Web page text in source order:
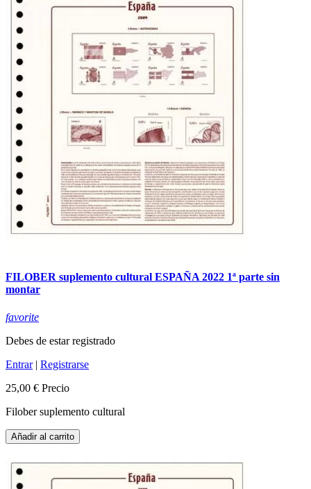
FILOBER suplemento cultural ESPAÑA 2022 1ª parte sin
montar
favorite
Debes de estar registrado
Entrar| Registrarse
25,00 € Precio
Filober suplemento cultural
Añadir al carrito